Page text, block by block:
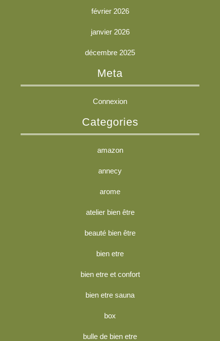
février 2026
janvier 2026
décembre 2025
Meta
Connexion
Categories
amazon
annecy
arome
atelier bien être
beauté bien être
bien etre
bien etre et confort
bien etre sauna
box
bulle de bien etre